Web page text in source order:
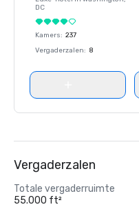
DC
Kamers: 237
Vergaderzalen: 8
Vergaderzalen
Totale vergaderruimte
55.000 ft²